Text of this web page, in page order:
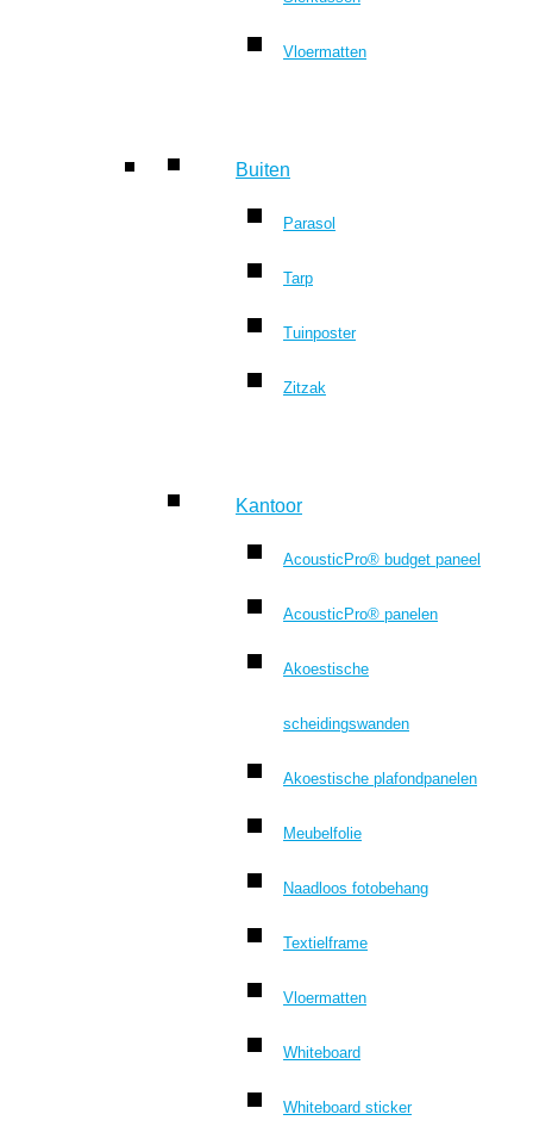
Vloermatten
Buiten
Parasol
Tarp
Tuinposter
Zitzak
Kantoor
AcousticPro® budget paneel
AcousticPro® panelen
Akoestische
scheidingswanden
Akoestische plafondpanelen
Meubelfolie
Naadloos fotobehang
Textielframe
Vloermatten
Whiteboard
Whiteboard sticker